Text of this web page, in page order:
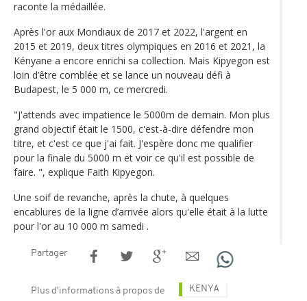
raconte la médaillée.
Après l'or aux Mondiaux de 2017 et 2022, l'argent en
2015 et 2019, deux titres olympiques en 2016 et 2021, la
Kényane a encore enrichi sa collection. Mais Kipyegon est
loin d’être comblée et se lance un nouveau défi à
Budapest, le 5 000 m, ce mercredi.
"J'attends avec impatience le 5000m de demain. Mon plus
grand objectif était le 1500, c'est-à-dire défendre mon
titre, et c'est ce que j'ai fait. J'espère donc me qualifier
pour la finale du 5000 m et voir ce qu'il est possible de
faire. ", explique Faith Kipyegon.
Une soif de revanche, après la chute, à quelques
encablures de la ligne d’arrivée alors qu'elle était à la lutte
pour l'or au 10 000 m samedi .
Partager
Plus d'informations à propos de KENYA